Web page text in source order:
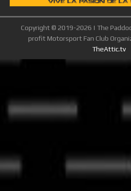
Copyright © 2019-2026 | The
profit Motorsport Fan Club
TheAttic.tv